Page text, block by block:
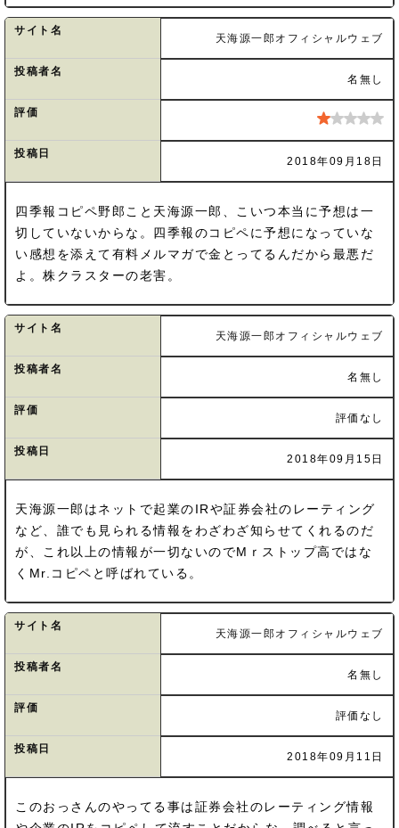
サイト名
天海源一郎オフィシャルウェブ
投稿者名
名無し
評価
投稿日
2018年09月18日
四季報コピペ野郎こと天海源一郎、こいつ本当に予想は一
切していないからな。四季報のコピペに予想になっていな
い感想を添えて有料メルマガで金とってるんだから最悪だ
よ。株クラスターの老害。
サイト名
天海源一郎オフィシャルウェブ
投稿者名
名無し
評価
評価なし
投稿日
2018年09月15日
天海源一郎はネットで起業のIRや証券会社のレーティング
など、誰でも見られる情報をわざわざ知らせてくれるのだ
が、これ以上の情報が一切ないのでMｒストップ高ではな
くMr.コピペと呼ばれている。
サイト名
天海源一郎オフィシャルウェブ
投稿者名
名無し
評価
評価なし
投稿日
2018年09月11日
このおっさんのやってる事は証券会社のレーティング情報